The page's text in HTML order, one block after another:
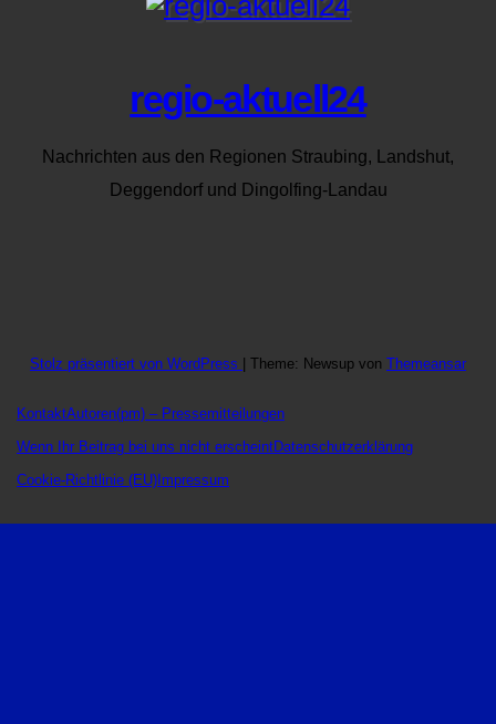
regio-aktuell24
Nachrichten aus den Regionen Straubing, Landshut,
Deggendorf und Dingolfing-Landau
Stolz präsentiert von WordPress Theme: Newsup von Themeansar
KontaktAutoren(pm) – Pressemitteilungen
Wenn Ihr Beitrag bei uns nicht erscheintDatenschutzerklärung
Cookie-Richtlinie (EU) Impressum